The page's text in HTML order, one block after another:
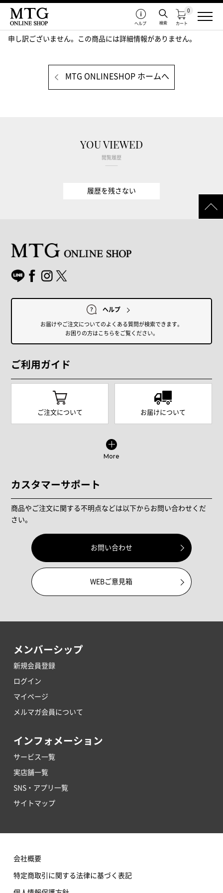
カート
0
検索
ヘルプ
申し訳ございません。この商品には詳細情報がありません。
MTG ONLINESHOP ホームへ
YOU VIEWED
閲覧履歴
履歴を残さない
ヘルプ
お届けやご注文についてのよくある質問が検索できます。
お困りの方はこちらをご覧ください。
ご利用ガイド
ご注文について お届けについて
More
カスタマーサポート
商品やご注文に関する不明点などは以下からお問い合わせくだ
さい。
お問い合わせ
WEBご意見箱
メンバーシップ
新規会員登録
ログイン
マイページ
メルマガ会員について
インフォメーション
サービス一覧
実店舗一覧
SNS・アプリ一覧
サイトマップ
会社概要
特定商取引に関する法律に基づく表記